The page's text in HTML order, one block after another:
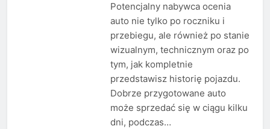
Potencjalny nabywca ocenia
auto nie tylko po roczniku i
przebiegu, ale również po stanie
wizualnym, technicznym oraz po
tym, jak kompletnie
przedstawisz historię pojazdu.
Dobrze przygotowane auto
może sprzedać się w ciągu kilku
dni, podczas…